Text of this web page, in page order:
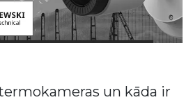
un kāda ir